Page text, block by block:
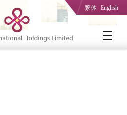
繁体 English